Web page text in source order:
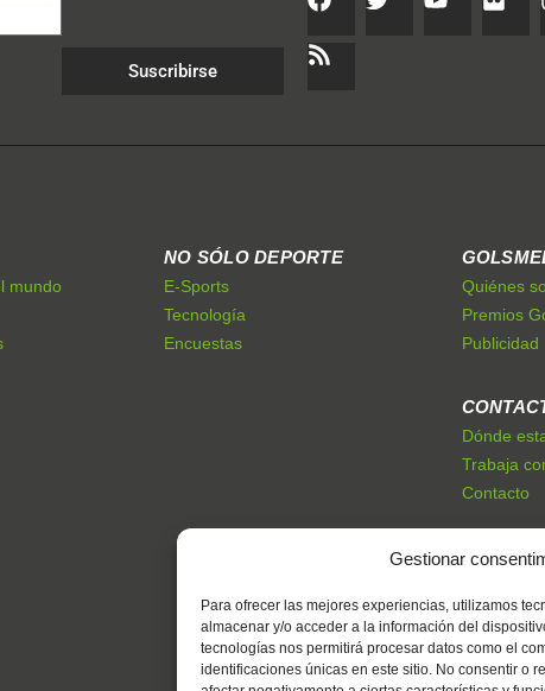
Gestionar
Para ofrecer las mejores experiencias, utilizamos
almacenar y/o acceder a la información del
tecnologías nos permitirá procesar datos como el
identificaciones únicas en este sitio. No consentir o
Suscribirse
mundo
NO SÓLO DEPORTE
E-Sports
Tecnología
Encuestas
Quiénes
Premios
Publicidad
Dónde
Trabaja
Contacto